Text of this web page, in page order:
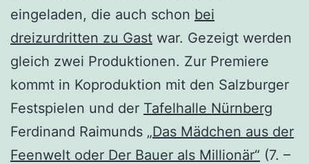
eingeladen, die auch schon bei
dreizurdritten zu Gast war. Gezeigt werden
gleich zwei Produktionen. Zur Premiere
kommt in Koproduktion mit den Salzburger
Festspielen und der Tafelhalle Nürnberg
Ferdinand Raimunds „Das Mädchen aus der
Feenwelt oder Der Bauer als Millionär“ (7. –